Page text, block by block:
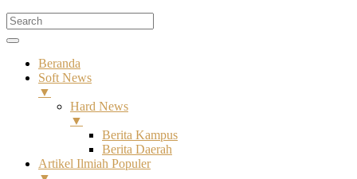
Beranda
Soft News
▼
Hard News
▼
Berita Kampus
Berita Daerah
Artikel Ilmiah Populer